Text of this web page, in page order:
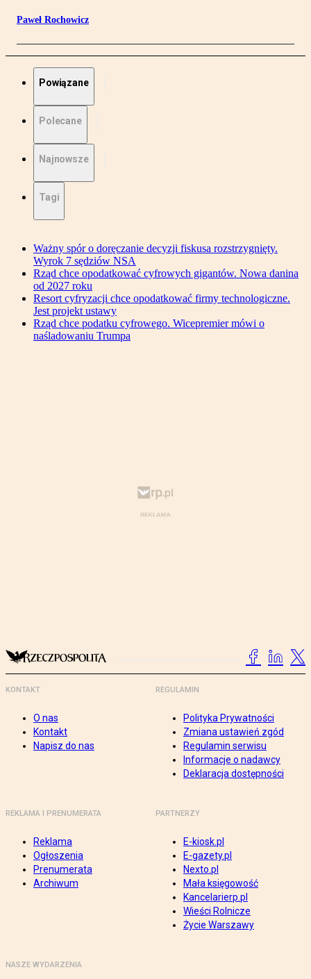
Paweł Rochowicz
Powiązane
Polecane
Najnowsze
Tagi
Ważny spór o doręczanie decyzji fiskusa rozstrzygnięty.
Wyrok 7 sędziów NSA
Rząd chce opodatkować cyfrowych gigantów. Nowa danina
od 2027 roku
Resort cyfryzacji chce opodatkować firmy technologiczne.
Jest projekt ustawy
Rząd chce podatku cyfrowego. Wicepremier mówi o
naśladowaniu Trumpa
KONTAKT
O nas
Kontakt
Napisz do nas
REGULAMIN
Polityka Prywatności
Zmiana ustawień zgód
Regulamin serwisu
Informacje o nadawcy
Deklaracja dostępności
REKLAMA I PRENUMERATA
Reklama
Ogłoszenia
Prenumerata
Archiwum
PARTNERZY
E-kiosk.pl
E-gazety.pl
Nexto.pl
Mała księgowość
Kancelarierp.pl
Wieści Rolnicze
Życie Warszawy
NASZE WYDARZENIA